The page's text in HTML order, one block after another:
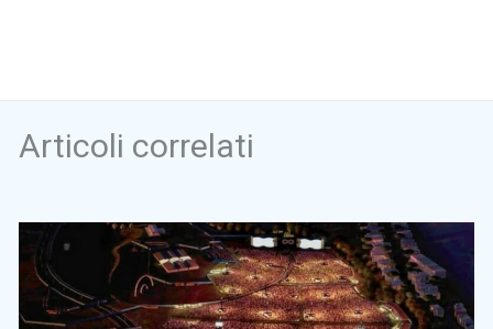
Articoli correlati